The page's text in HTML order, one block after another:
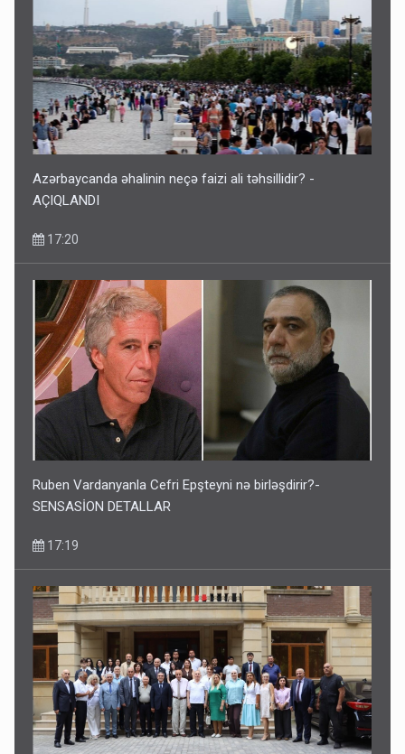
Azərbaycanda əhalinin neçə faizi ali təhsillidir? -
AÇIQLANDI
17:20
Ruben Vardanyanla Cefri Epşteyni nə birləşdirir?-
SENSASİON DETALLAR
17:19